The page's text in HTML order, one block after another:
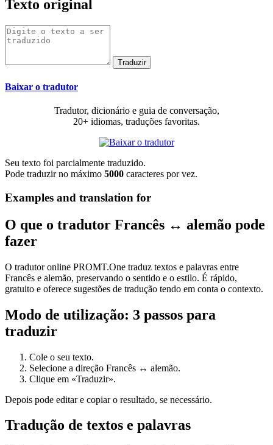
Texto original
Baixar o tradutor
Tradutor, dicionário e guia de conversação,
20+ idiomas, traduções favoritas.
Seu texto foi parcialmente traduzido.
Pode traduzir no máximo 5000 caracteres por vez.
Examples and translation for
O que o tradutor Francês ↔ alemão pode
fazer
O tradutor online PROMT.One traduz textos e palavras entre
Francês e alemão, preservando o sentido e o estilo. É rápido,
gratuito e oferece sugestões de tradução tendo em conta o contexto.
Modo de utilização: 3 passos para
traduzir
Cole o seu texto.
Selecione a direção Francês ↔ alemão.
Clique em «Traduzir».
Depois pode editar e copiar o resultado, se necessário.
Tradução de textos e palavras